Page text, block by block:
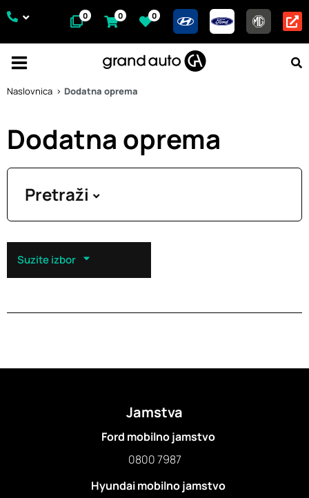
0 0 0
Naslovnica Dodatna oprema
Dodatna oprema
Pretraži
Suzite izbor
Jamstva
Ford mobilno jamstvo
0800 7987
Hyundai mobilno jamstvo